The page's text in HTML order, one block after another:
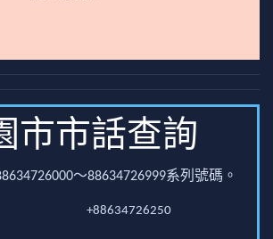
市市話查詢
～88634726999系列號碼。
+88634726250